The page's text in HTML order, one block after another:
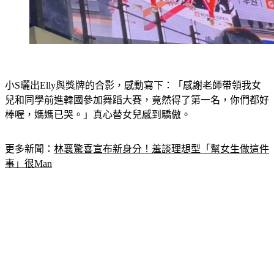
小S曬出Elly與獎牌的合影，感動寫下：「感謝老師帶領我女
兒和同學前進韓國參加舞蹈大賽，竟然得了第一名，你們都好
更多新聞：